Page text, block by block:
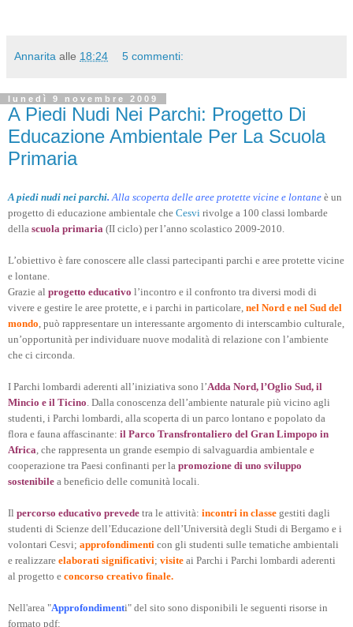
Annarita alle 18:24 5 commenti:
lunedì 9 novembre 2009
A Piedi Nudi Nei Parchi: Progetto Di
Educazione Ambientale Per La Scuola
Primaria
A piedi nudi nei parchi. Alla scoperta delle aree protette vicine e lontane è un
progetto di educazione ambientale che Cesvi rivolge a 100 classi lombarde
della scuola primaria (II ciclo) per l’anno scolastico 2009-2010.
L’obiettivo è fare conoscere alle classi partecipanti parchi e aree protette vicine
e lontane.
Grazie al progetto educativo l’incontro e il confronto tra diversi modi di
vivere e gestire le aree protette, e i parchi in particolare, nel Nord e nel Sud del
mondo , può rappresentare un interessante argomento di interscambio culturale,
un’opportunità per individuare nuove modalità di relazione con l’ambiente
che ci circonda.
I Parchi lombardi aderenti all’iniziativa sono l’Adda Nord, l’Oglio Sud, il
Mincio e il Ticino . Dalla conoscenza dell’ambiente naturale più vicino agli
studenti, i Parchi lombardi, alla scoperta di un parco lontano e popolato da
flora e fauna affascinante: il Parco Transfrontaliero del Gran Limpopo in
Africa , che rappresenta un grande esempio di salvaguardia ambientale e
cooperazione tra Paesi confinanti per la promozione di uno sviluppo
sostenibile a beneficio delle comunità locali.
Il percorso educativo prevede tra le attività: incontri in classe gestiti dagli
studenti di Scienze dell’Educazione dell’Università degli Studi di Bergamo e i
volontari Cesvi; approfondimenti con gli studenti sulle tematiche ambientali
e realizzare elaborati significativi; visite ai Parchi i Parchi lombardi aderenti
al progetto e concorso creativo finale.
Nell'area "Approfondimenti" del sito sono disponibili le seguenti risorse in
formato pdf: